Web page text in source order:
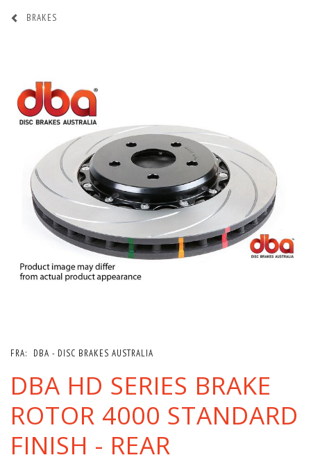
BRAKES
FRA: DBA - DISC BRAKES AUSTRALIA
DBA HD SERIES BRAKE
ROTOR 4000 STANDARD
FINISH - REAR